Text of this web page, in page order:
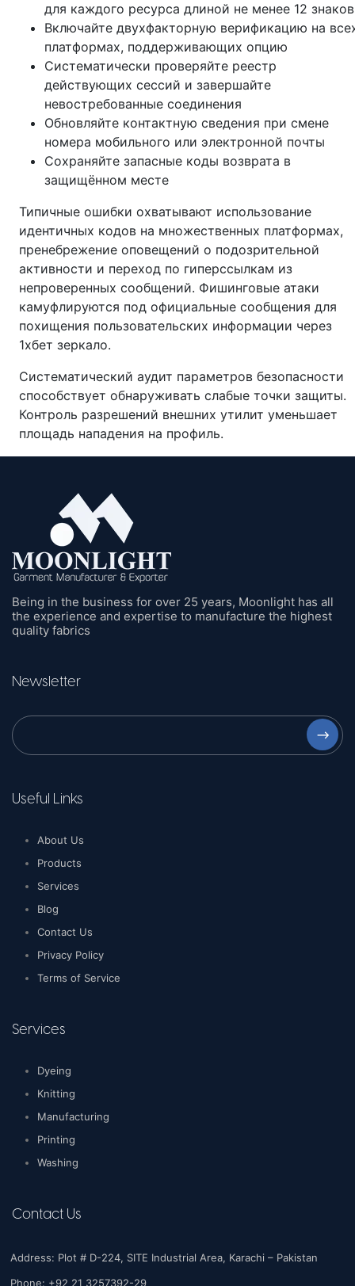
для каждого ресурса длиной не менее 12 знаков
Включайте двухфакторную верификацию на
платформах, поддерживающих опцию
Систематически проверяйте реестр
действующих сессий и завершайте
невостребованные соединения
Обновляйте контактную сведения при смене
номера мобильного или электронной почты
Сохраняйте запасные коды возврата в
защищённом месте
Типичные ошибки охватывают использование
идентичных кодов на множественных платформах,
пренебрежение оповещений о подозрительной
активности и переход по гиперссылкам из
непроверенных сообщений. Фишинговые атаки
камуфлируются под официальные сообщения для
похищения пользовательских информации через
1хбет зеркало.
Систематический аудит параметров безопасности
способствует обнаруживать слабые точки защиты.
Контроль разрешений внешних утилит уменьшает
площадь нападения на профиль.
Being in the business for over 25 years, Moonlight has all
the experience and expertise to manufacture the highest
quality fabrics
Newsletter
⟶
Useful Links
About Us
Products
Services
Blog
Contact Us
Privacy Policy
Terms of Service
Services
Dyeing
Knitting
Manufacturing
Printing
Washing
Contact Us
Address: Plot # D-224, SITE Industrial Area, Karachi – Pakistan
Phone: +92 21 3257392-29